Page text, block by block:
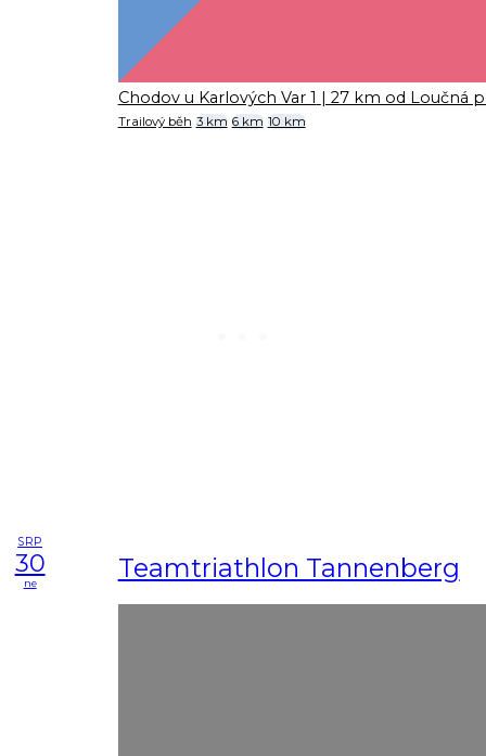
Chodov u Karlových Var 1 | 27 km od Loučná
Trailový běh 3 km 6 km 10 km
SRP
30
ne Teamtriathlon Tannenberg